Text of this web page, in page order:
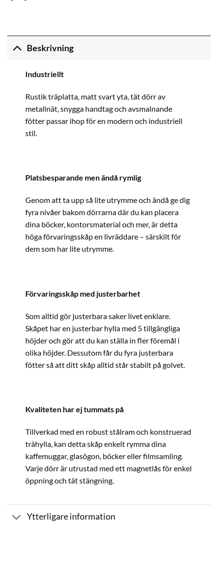
Beskrivning
Industriellt
Rustik träplatta, matt svart yta, tät dörr av
metallnät, snygga handtag och avsmalnande
fötter passar ihop för en modern och industriell
stil.
Platsbesparande men ändå rymlig
Genom att ta upp så lite utrymme och ändå ge dig
fyra nivåer bakom dörrarna där du kan placera
dina böcker, kontorsmaterial och mer, är detta
höga förvaringsskåp en livräddare – särskilt för
dem som har lite utrymme.
Förvaringsskåp med justerbarhet
Som alltid gör justerbara saker livet enklare.
Skåpet har en justerbar hylla med 5 tillgängliga
höjder och gör att du kan ställa in fler föremål i
olika höjder. Dessutom får du fyra justerbara
fötter så att ditt skåp alltid står stabilt på golvet.
Kvaliteten har ej tummats på
Tillverkad med en robust stålram och konstruerad
trähylla, kan detta skåp enkelt rymma dina
kaffemuggar, glasögon, böcker eller filmsamling.
Varje dörr är utrustad med ett magnetlås för enkel
öppning och tät stängning.
Ytterligare information